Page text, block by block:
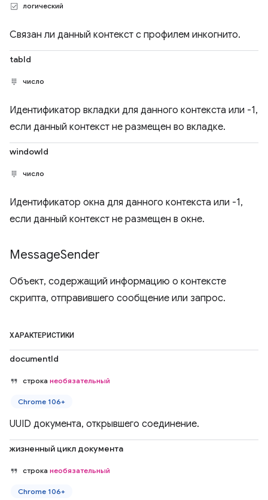
логический
Связан ли данный контекст с профилем инкогнито.
tabId
число
Идентификатор вкладки для данного контекста или -1,
если данный контекст не размещен во вкладке.
windowId
число
Идентификатор окна для данного контекста или -1,
если данный контекст не размещен в окне.
MessageSender
Объект, содержащий информацию о контексте
скрипта, отправившего сообщение или запрос.
ХАРАКТЕРИСТИКИ
documentId
строка необязательный
Chrome 106+
UUID документа, открывшего соединение.
жизненный цикл документа
строка необязательный
Chrome 106+